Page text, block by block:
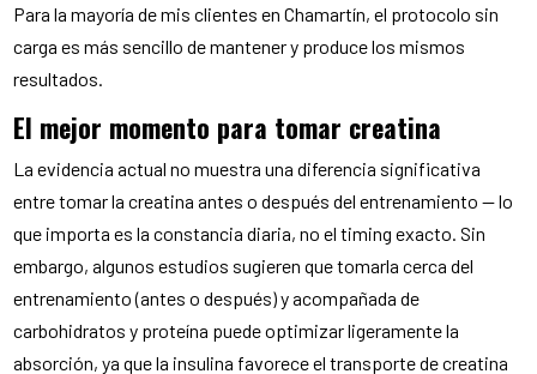
Para la mayoría de mis clientes en Chamartín, el protocolo sin
carga es más sencillo de mantener y produce los mismos
resultados.
El mejor momento para tomar creatina
La evidencia actual no muestra una diferencia significativa
entre tomar la creatina antes o después del entrenamiento — lo
que importa es la constancia diaria, no el timing exacto. Sin
embargo, algunos estudios sugieren que tomarla cerca del
entrenamiento (antes o después) y acompañada de
carbohidratos y proteína puede optimizar ligeramente la
absorción, ya que la insulina favorece el transporte de creatina